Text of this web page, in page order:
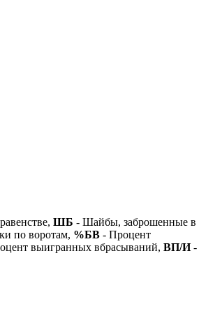
ШБ - Шайбы, заброшенные в
по воротам, %БВ - Процент
выигранных вбрасываний, ВП/И-